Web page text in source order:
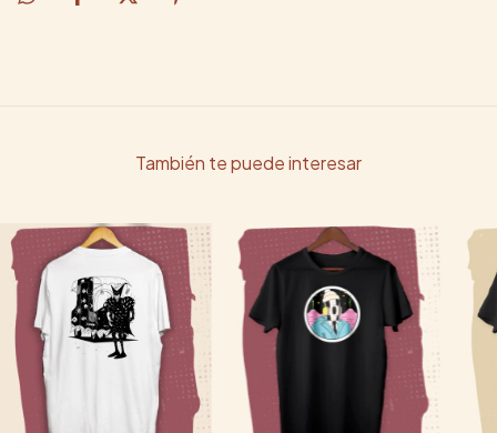
También te puede interesar